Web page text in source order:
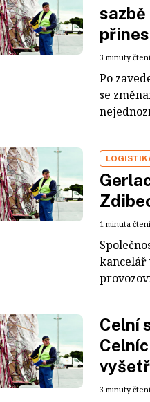
sazbě
3 minuty čtení
Po
se
1 minuta čtení
kancelář
Celní
3 minuty čtení